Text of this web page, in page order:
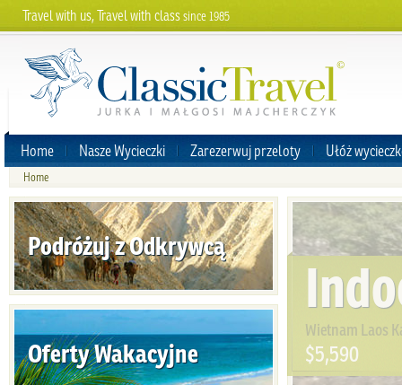
Travel with us, Travel with classsince 1985
Home Nasze Wycieczki Zarezerwuj przeloty Ułóż
Home
Podróżuj z Odkrywcą
Oferty Wakacyjne
Wietnam Laos
$5,590